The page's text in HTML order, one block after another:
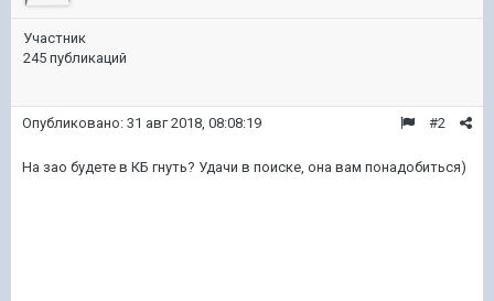
Участник
245 публикаций
#2
Опубликовано: 31 авг 2018, 08:08:19
На зао будете в КБ гнуть? Удачи в поиске, она вам понадобиться)